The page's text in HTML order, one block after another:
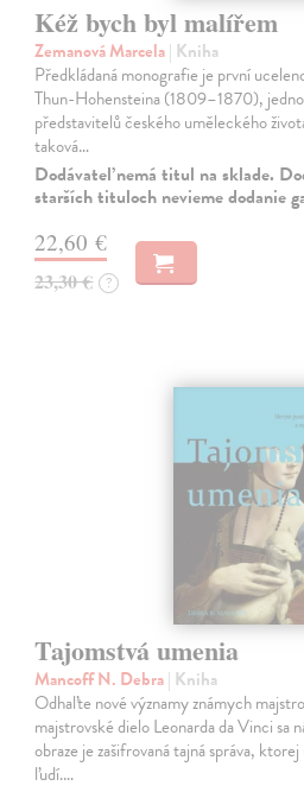
Kéž bych byl malířem
Zemanová Marcela| Kniha
Předkládaná monografie je první
Thun-Hohensteina (1809–1870),
představitelů českého uměleckého
taková…
Dodávateľ nemá titul na sklade.
starších tituloch nevieme dodanie
22,60 €
23,30 € ?
Tajomstvá umenia
Mancoff N. Debra| Kniha
Odhaľte nové významy známych
majstrovské dielo Leonarda da Vinci sa
obraze je zašifrovaná tajná správa,
ľudí.…